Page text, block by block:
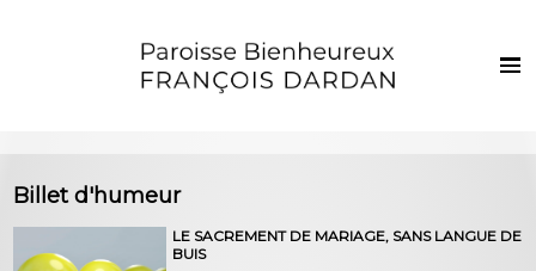
Vie de la paroisse
Billet d'humeur
LE SACREMENT DE MARIAGE, SANS LANGUE DE
BUIS